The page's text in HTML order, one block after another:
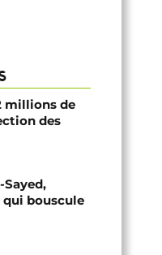
millions de
des
Sayed,
qui bouscule